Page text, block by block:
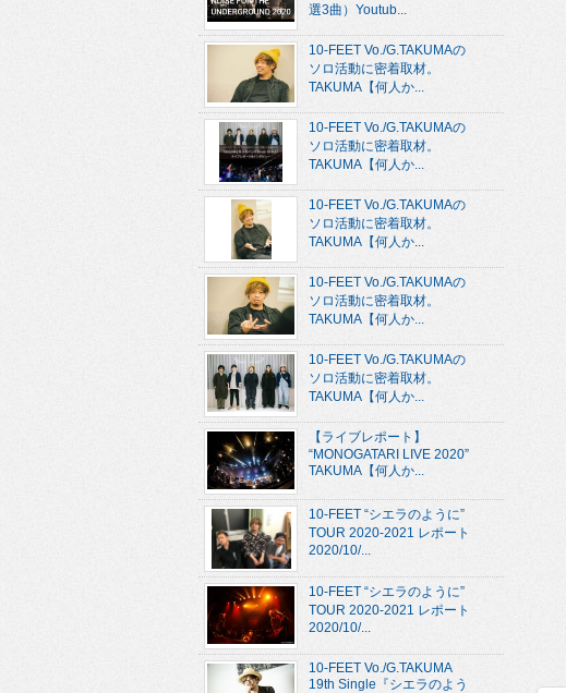
選3曲）Youtub...
10-FEET Vo./G.TAKUMAの
ソロ活動に密着取材。
TAKUMA【何人か...
10-FEET Vo./G.TAKUMAの
ソロ活動に密着取材。
TAKUMA【何人か...
10-FEET Vo./G.TAKUMAの
ソロ活動に密着取材。
TAKUMA【何人か...
10-FEET Vo./G.TAKUMAの
ソロ活動に密着取材。
TAKUMA【何人か...
10-FEET Vo./G.TAKUMAの
ソロ活動に密着取材。
TAKUMA【何人か...
【ライブレポート】
“MONOGATARI LIVE 2020”
TAKUMA【何人か...
10-FEET “シエラのように”
TOUR 2020-2021 レポート
2020/10/...
10-FEET “シエラのように”
TOUR 2020-2021 レポート
2020/10/...
10-FEET Vo./G.TAKUMA
19th Single『シエラのよう